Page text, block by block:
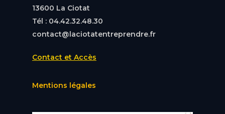
13600 La Ciotat
Tél : 04.42.32.48.30
contact@laciotatentreprendre.fr
Contact et Accès
Mentions légales